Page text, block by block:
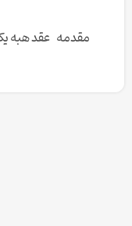
مقدمه عقد هبه